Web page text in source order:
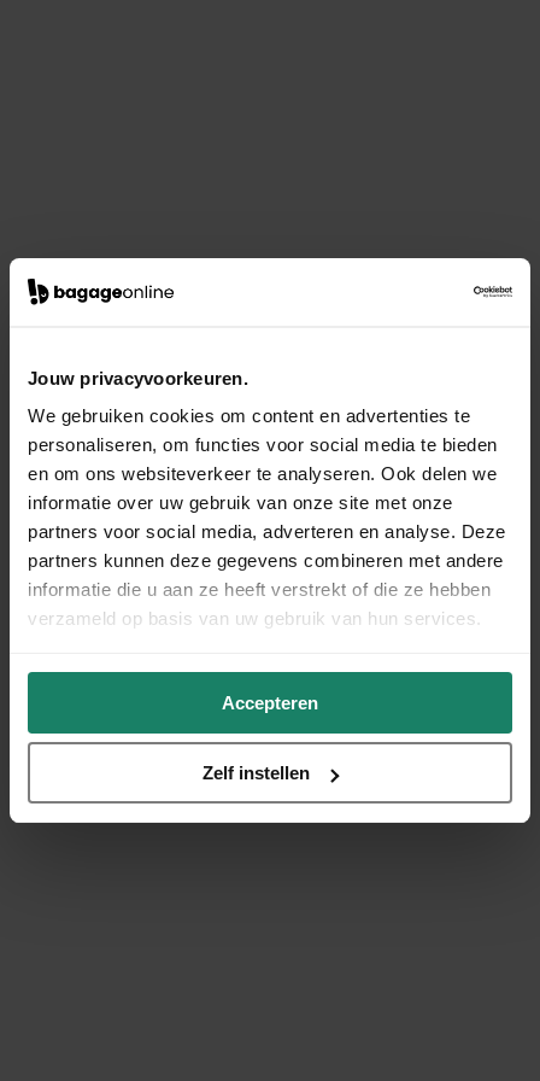
Jouw privacyvoorkeuren.
We gebruiken cookies om content en advertenties te
personaliseren, om functies voor social media te bieden
en om ons websiteverkeer te analyseren. Ook delen we
informatie over uw gebruik van onze site met onze
partners voor social media, adverteren en analyse. Deze
partners kunnen deze gegevens combineren met andere
informatie die u aan ze heeft verstrekt of die ze hebben
verzameld op basis van uw gebruik van hun services.
Accepteren
Zelf instellen